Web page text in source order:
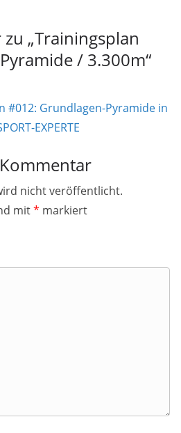
„Trainingsplan
/ 3.300m“
#012: Grundlagen-Pyramide in
EXPERTE
nicht veröffentlicht.
mit* markiert